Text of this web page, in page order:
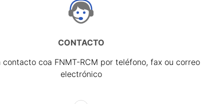
CONTACTO
contacto coa FNMT-RCM por teléfono, fax ou correo
electrónico